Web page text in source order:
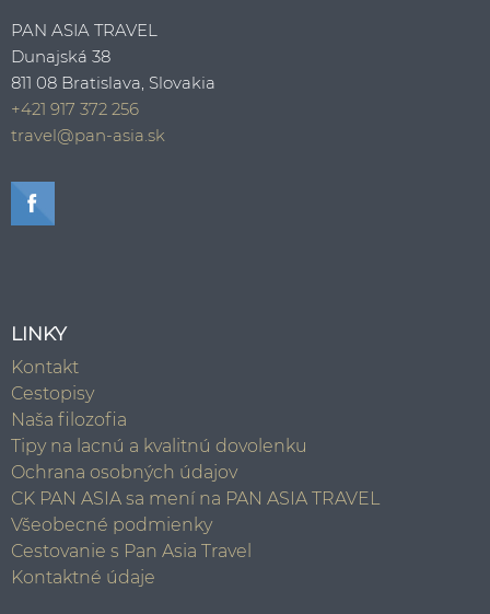
PAN ASIA TRAVEL
Dunajská 38
811 08 Bratislava, Slovakia
+421 917 372 256
travel@pan-asia.sk
LINKY
Kontakt
Cestopisy
Naša filozofia
Tipy na lacnú a kvalitnú dovolenku
Ochrana osobných údajov
CK PAN ASIA sa mení na PAN ASIA TRAVEL
Všeobecné podmienky
Cestovanie s Pan Asia Travel
Kontaktné údaje